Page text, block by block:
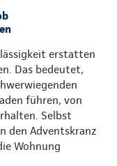
erstatten
Das bedeutet,
führen, von
Selbst
den Adventskranz
Wohnung